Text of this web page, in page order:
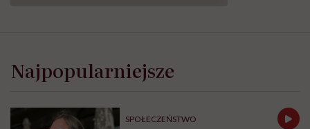
Najpopularniejsze
SPOŁECZEŃSTWO